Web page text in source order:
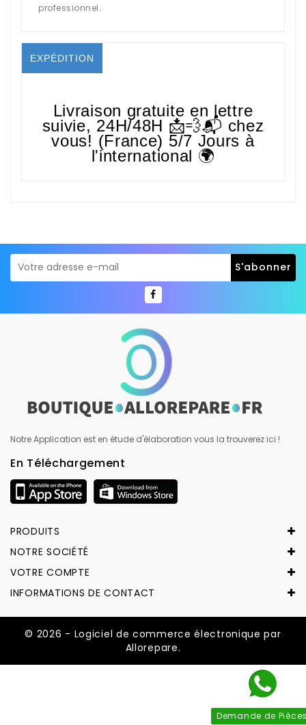
professionnel.
EXPÉDITION
Livraison gratuite en lettre
suivie, 24H/48H 📩💨📬 chez
vous! (France) 5/7 Jours à
l'international 🌍
Notre Application est en étude d'élaboration vous la trouverez ici !
En Téléchargement
PRODUITS
NOTRE SOCIÉTÉ
VOTRE COMPTE
INFORMATIONS DE CONTACT
Demande de
© 2026 - Logiciel de commerce électronique par
Allorepare.